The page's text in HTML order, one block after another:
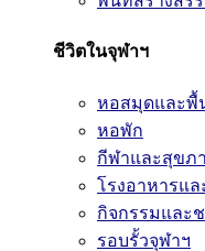
ชีวิตในจุฬาฯ
หอสมุดและพื้
หอพัก
กีฬาและสุขภ
โรงอาหารแล
กิจกรรมและ
รอบรั้วจุฬาฯ